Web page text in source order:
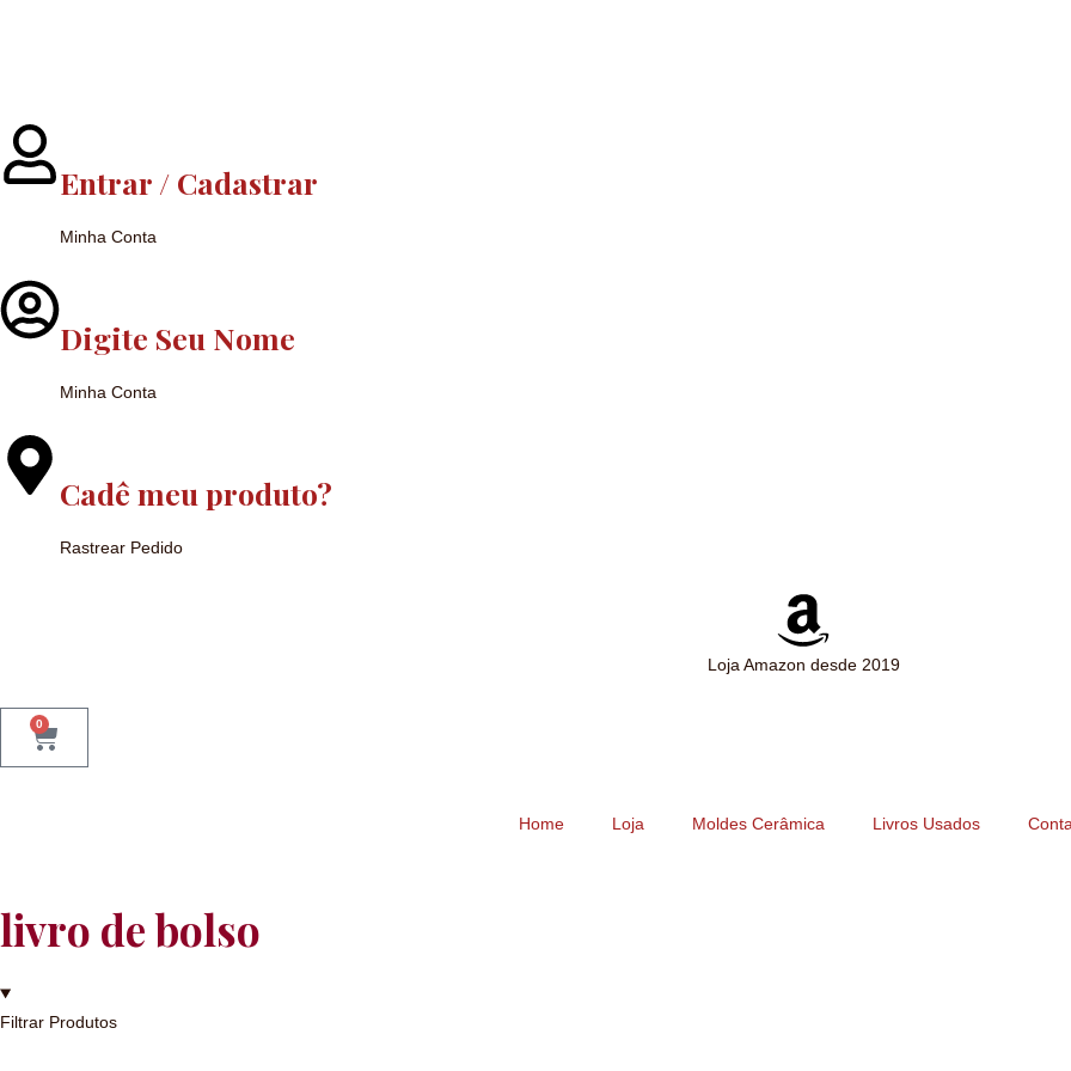
Entrar / Cadastrar
Minha Conta
Digite Seu Nome
Minha Conta
Cadê meu produto?
Rastrear Pedido
Loja Amazon desde 2019
0
Home Loja Moldes Cerâmica Livros Usados
livro de bolso
Filtrar Produtos